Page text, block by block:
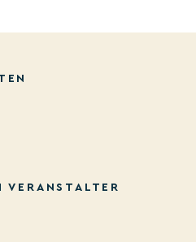
VERANSTALTER